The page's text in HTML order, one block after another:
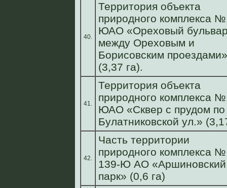
40.
Территория объекта
природного комплекса
ЮАО «Ореховый
между Ореховым и
Борисовским проездами»
(3,37 га).
41.
Территория объекта
природного комплекса
ЮАО «Сквер с прудом по
Булатниковской ул.»
42.
Часть территории
природного комплекса №
139-Ю АО «Аршиновский
парк» (0,6 га)